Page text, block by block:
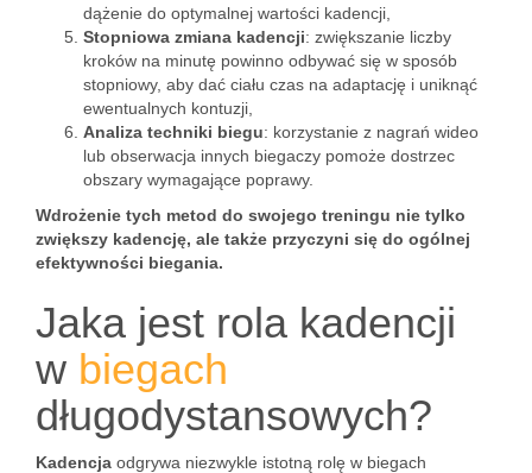
dążenie do optymalnej wartości kadencji,
Stopniowa zmiana kadencji: zwiększanie liczby
kroków na minutę powinno odbywać się w sposób
stopniowy, aby dać ciału czas na adaptację i uniknąć
ewentualnych kontuzji,
Analiza techniki biegu: korzystanie z nagrań wideo
lub obserwacja innych biegaczy pomoże dostrzec
obszary wymagające poprawy.
Wdrożenie tych metod do swojego treningu nie tylko
zwiększy kadencję, ale także przyczyni się do ogólnej
efektywności biegania.
Jaka jest rola kadencji
w biegach
długodystansowych?
Kadencja odgrywa niezwykle istotną rolę w biegach